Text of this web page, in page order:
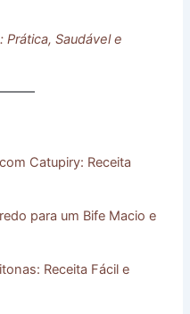
Saudável e
Catupiry: Receita
para um Bife Macio e
Receita Fácil e